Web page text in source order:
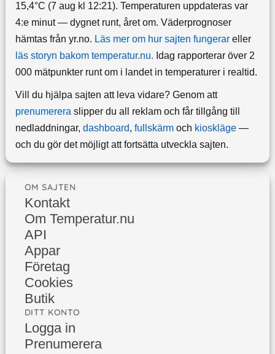
15,4°C (7 aug kl 12:21). Temperaturen uppdateras var
4:e minut — dygnet runt, året om. Väderprognoser
hämtas från yr.no. Läs mer om hur sajten fungerareller
läs storyn bakom temperatur.nu. Idag rapporterar över 2
000 mätpunkter runt om i landet in temperaturer i realtid.
Vill du hjälpa sajten att leva vidare? Genom att
prenumereraslipper du all reklam och får tillgång till
nedladdningar, dashboard, fullskärmoch kioskläge—
och du gör det möjligt att fortsätta utveckla sajten.
OM SAJTEN
Kontakt
Om Temperatur.nu
API
Appar
Företag
Cookies
Butik
DITT KONTO
Logga in
Prenumerera